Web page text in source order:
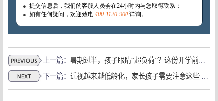
上一篇：暑期过半，孩子眼睛“超负荷”？这份开学前的眼健康“必修课”请收好！上海眼科医院儿童
下一篇：近视越来越低龄化，家长孩子需要注意这些 上海看眼科医院